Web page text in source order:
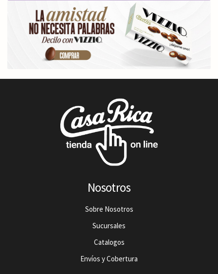
Nosotros
Sobre Nosotros
Sucursales
Catalogos
Envíos y Cobertura